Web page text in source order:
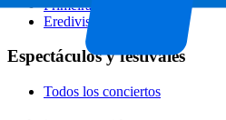
Primeira Liga
Eredivisie
Espectáculos y festivales
Todos los conciertos